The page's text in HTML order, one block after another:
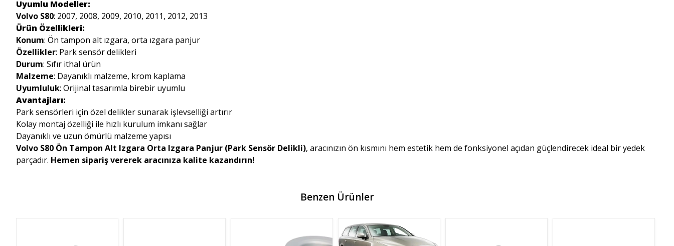
Uyumlu Modeller:
Volvo S80: 2007, 2008, 2009, 2010, 2011, 2012, 2013
Ürün Özellikleri:
Konum: Ön tampon alt ızgara, orta ızgara panjur
Özellikler: Park sensör delikleri
Durum: Sıfır ithal ürün
Malzeme: Dayanıklı malzeme, krom kaplama
Uyumluluk: Orijinal tasarımla birebir uyumlu
Avantajları:
Park sensörleri için özel delikler sunarak işlevselliği artırır
Kolay montaj özelliği ile hızlı kurulum imkanı sağlar
Dayanıklı ve uzun ömürlü malzeme yapısı
Volvo S80 Ön Tampon Alt Izgara Orta Izgara Panjur (Park Sensör Delikli), aracınızın ön kısmını hem estetik hem de fonksiyonel açıdan güçlendirecek ideal bir yedek
parçadır. Hemen sipariş vererek aracınıza kalite kazandırın!
Benzen Ürünler